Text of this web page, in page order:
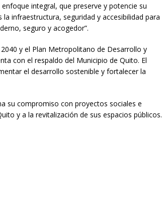
integral, que preserve y potencie su
infraestructura, seguridad y accesibilidad para
seguro y acogedor”.
y el Plan Metropolitano de Desarrollo y
con el respaldo del Municipio de Quito. El
el desarrollo sostenible y fortalecer la
su compromiso con proyectos sociales e
y a la revitalización de sus espacios públicos.